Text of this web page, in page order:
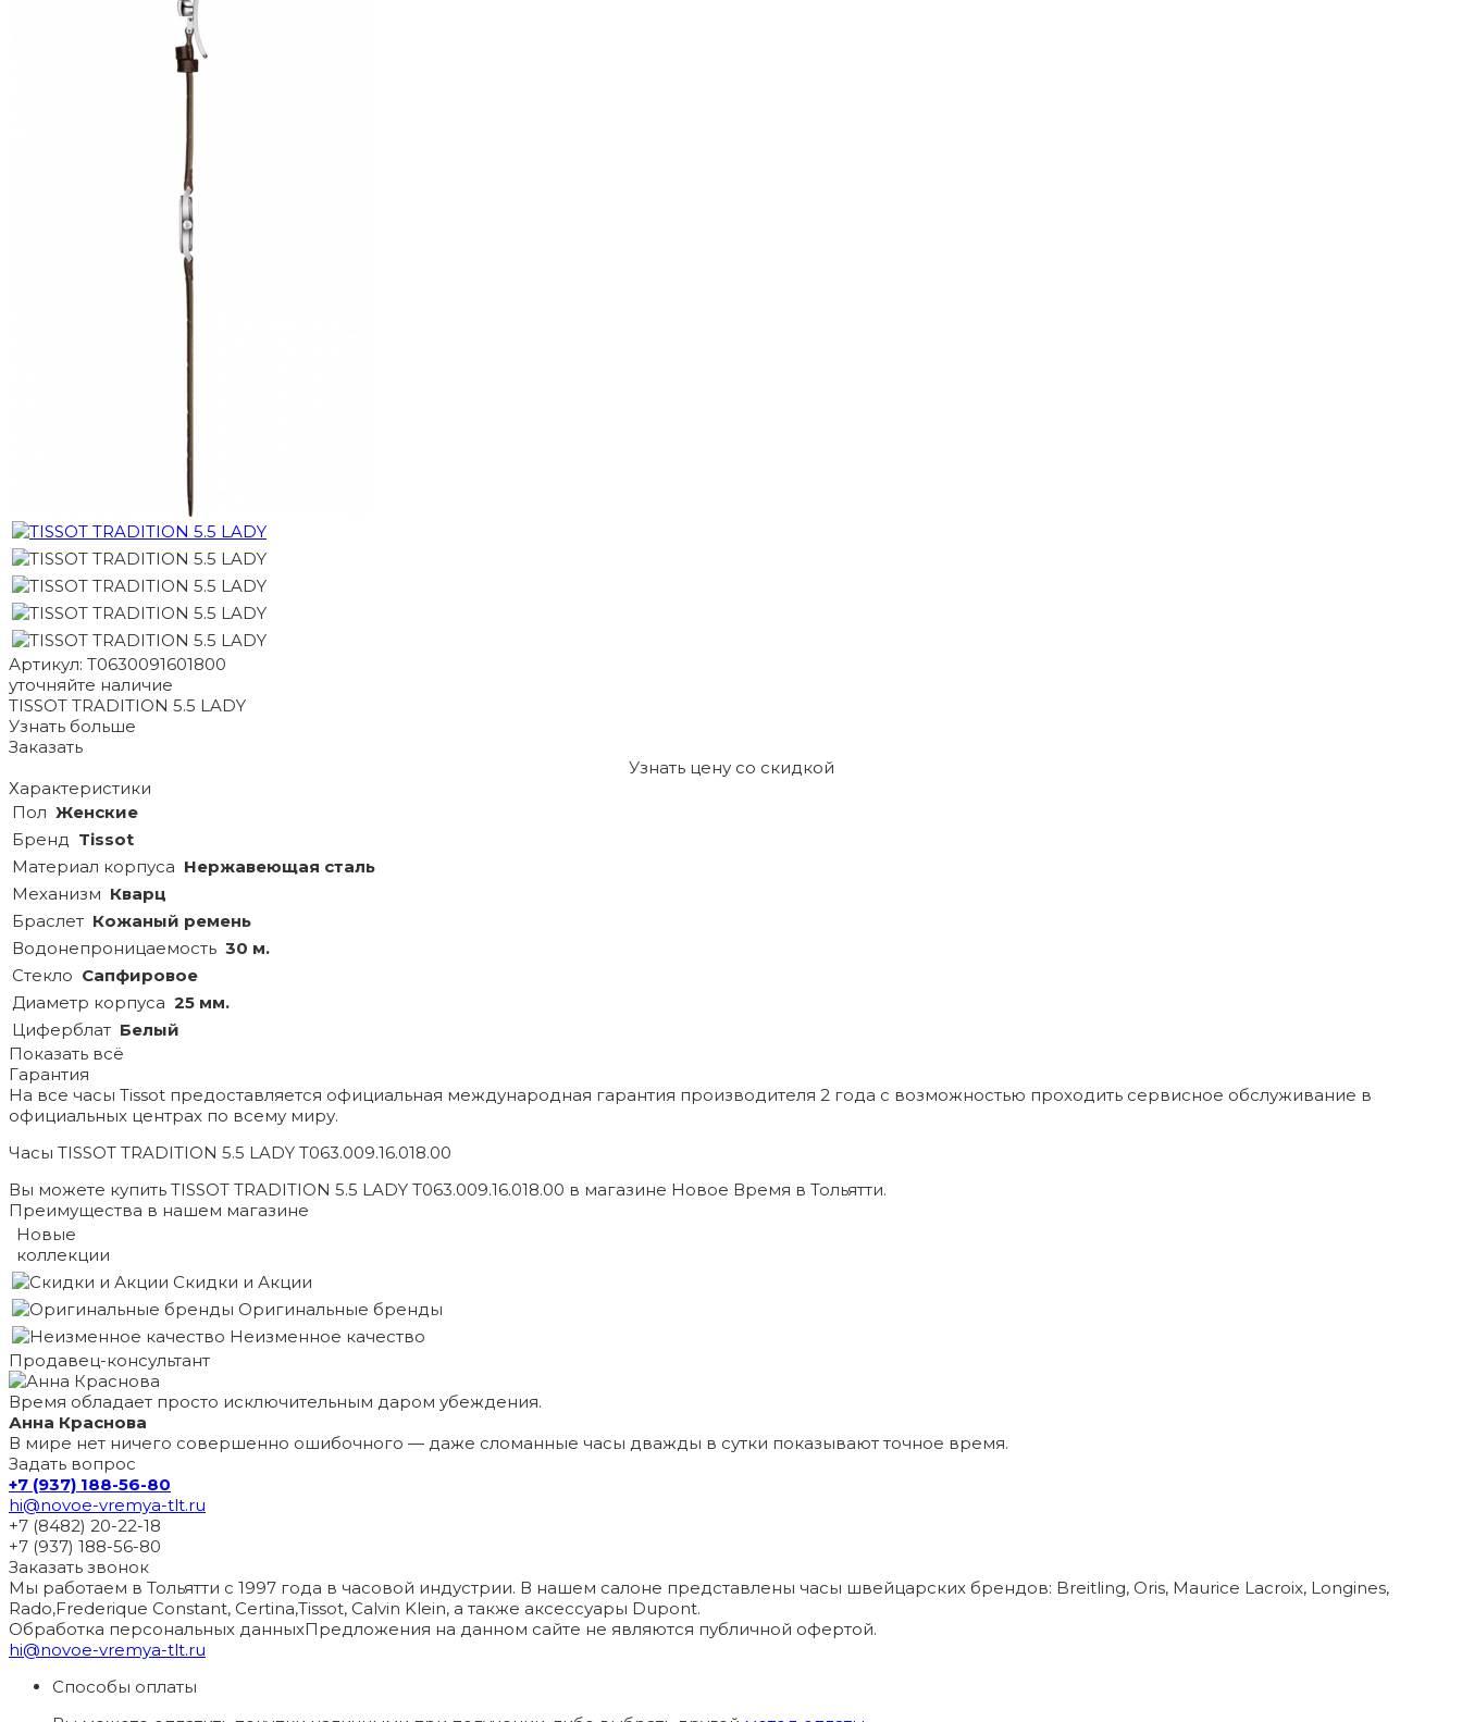
Артикул: T0630091601800
уточняйте наличие
TISSOT TRADITION 5.5 LADY
Узнать больше
Заказать
Узнать цену со скидкой
Характеристики
Пол Женские
Бренд Tissot
Материал корпуса Нержавеющая сталь
Механизм Кварц
Браслет Кожаный ремень
Водонепроницаемость 30 м.
Стекло Сапфировое
Диаметр корпуса 25 мм.
Циферблат Белый
Показать всё
Гарантия
На все часы Tissot предоставляется официальная международная гарантия производителя 2 года с возможностью проходить сервисное обслуживание в
официальных центрах по всему миру.
Часы TISSOT TRADITION 5.5 LADY T063.009.16.018.00
Вы можете купить TISSOT TRADITION 5.5 LADY T063.009.16.018.00 в магазине Новое Время в Тольятти.
Преимущества в нашем магазине
Новые
коллекции
Скидки и Акции
Оригинальные бренды
Неизменное качество
Продавец-консультант
Время обладает просто исключительным даром убеждения.
Анна Краснова
В мире нет ничего совершенно ошибочного — даже сломанные часы дважды в сутки показывают точное время.
Задать вопрос
+7 (937) 188-56-80
hi@novoe-vremya-tlt.ru
+7 (8482) 20-22-18
+7 (937) 188-56-80
Заказать звонок
Мы работаем в Тольятти с 1997 года в часовой индустрии. В нашем салоне представлены часы швейцарских брендов: Breitling, Oris, Maurice Lacroix, Longines,
Rado,Frederique Constant, Certina,Tissot, Calvin Klein, а также аксессуары Dupont.
Обработка персональных данныхПредложения на данном сайте не являются публичной офертой.
hi@novoe-vremya-tlt.ru
Способы оплаты